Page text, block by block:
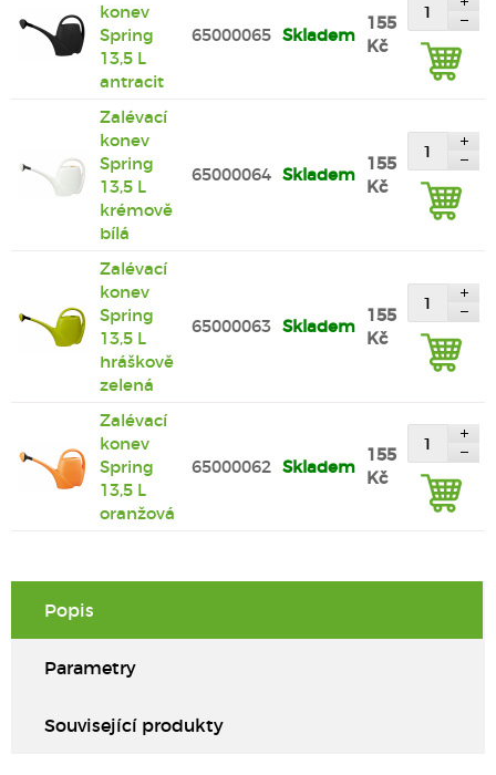
konev
Spring
13,5 L
antracit
65000065 Skladem
155
Kč
Zalévací
konev
Spring
13,5 L
krémově
bílá
65000064 Skladem
155
Kč
Zalévací
konev
Spring
13,5 L
hráškově
zelená
65000063 Skladem
155
Kč
Zalévací
konev
Spring
13,5 L
oranžová
65000062 Skladem
155
Kč
Popis
Parametry
Související produkty